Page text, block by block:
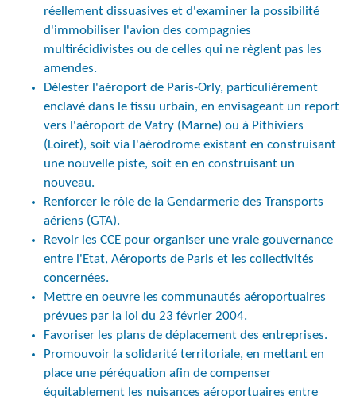
réellement dissuasives et d'examiner la possibilité
d'immobiliser l'avion des compagnies
multirécidivistes ou de celles qui ne règlent pas les
amendes.
Délester l'aéroport de Paris-Orly, particulièrement
enclavé dans le tissu urbain, en envisageant un report
vers l'aéroport de Vatry (Marne) ou à Pithiviers
(Loiret), soit via l'aérodrome existant en construisant
une nouvelle piste, soit en en construisant un
nouveau.
Renforcer le rôle de la Gendarmerie des Transports
aériens (GTA).
Revoir les CCE pour organiser une vraie gouvernance
entre l'Etat, Aéroports de Paris et les collectivités
concernées.
Mettre en oeuvre les communautés aéroportuaires
prévues par la loi du 23 février 2004.
Favoriser les plans de déplacement des entreprises.
Promouvoir la solidarité territoriale, en mettant en
place une péréquation afin de compenser
équitablement les nuisances aéroportuaires entre